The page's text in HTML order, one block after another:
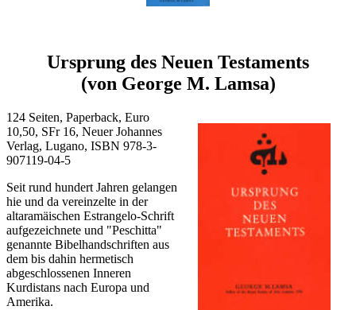
Ursprung des Neuen Testaments
(von George M. Lamsa)
124 Seiten, Paperback, Euro
10,50, SFr 16, Neuer Johannes
Verlag, Lugano, ISBN 978-3-
907119-04-5
Seit rund hundert Jahren gelangen
hie und da vereinzelte in der
altaramäischen Estrangelo-Schrift
aufgezeichnete und "Peschitta"
genannte Bibelhandschriften aus
dem bis dahin hermetisch
abgeschlossenen Inneren
Kurdistans nach Europa und
Amerika.